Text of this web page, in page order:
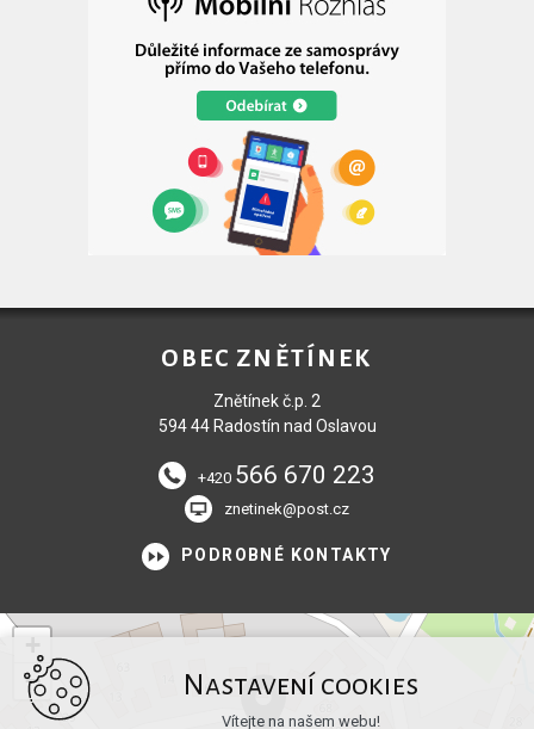
OBEC ZNĚTÍNEK
Znětínek č.p. 2
594 44 Radostín nad Oslavou
+420 566 670 223
znetinek@post.cz
PODROBNÉ KONTAKTY
−
Nastavení cookies
Vítejte na našem webu!